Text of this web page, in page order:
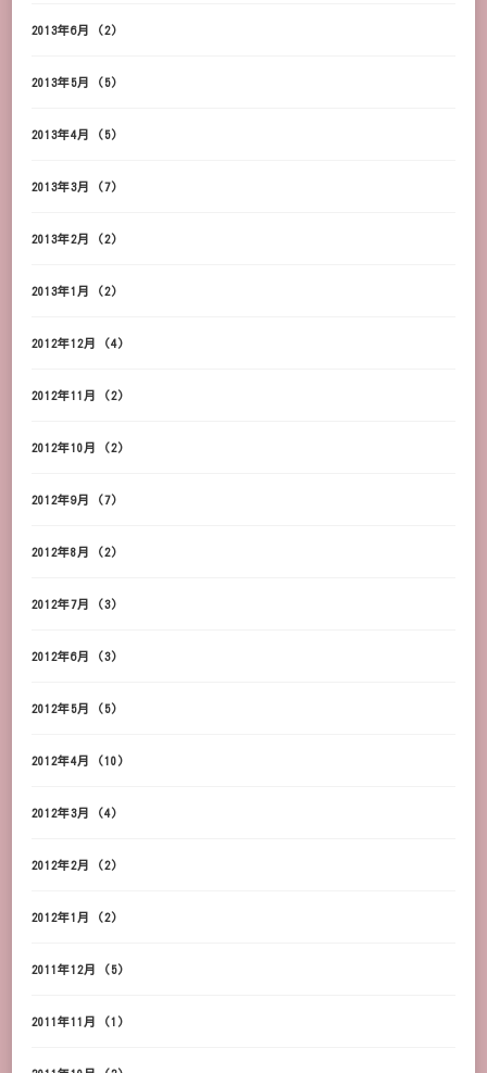
2013年6月 (2)
2013年5月 (5)
2013年4月 (5)
2013年3月 (7)
2013年2月 (2)
2013年1月 (2)
2012年12月 (4)
2012年11月 (2)
2012年10月 (2)
2012年9月 (7)
2012年8月 (2)
2012年7月 (3)
2012年6月 (3)
2012年5月 (5)
2012年4月 (10)
2012年3月 (4)
2012年2月 (2)
2012年1月 (2)
2011年12月 (5)
2011年11月 (1)